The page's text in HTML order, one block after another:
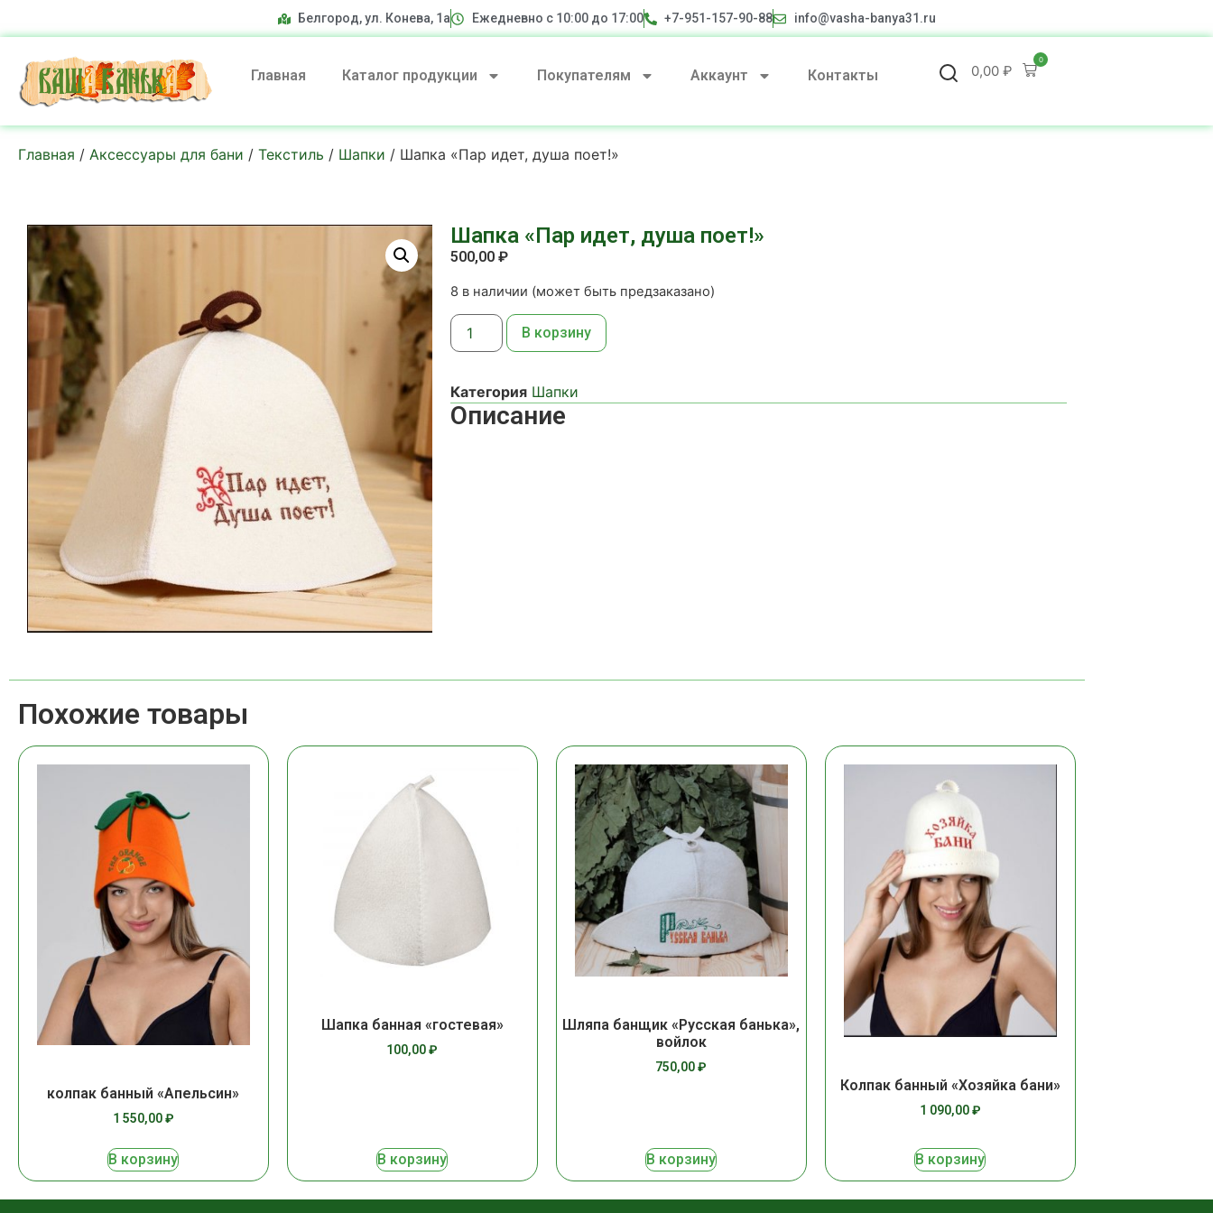
Белгород, ул. Конева, 1а Ежедневно с 10:00 до 17:00 +7-951-157-90-88 info@vasha-banya31.ru
Главная Каталог продукции Покупателям Аккаунт Контакты 0,00₽
0
Главная / Аксессуары для бани / Текстиль / Шапки / Шапка «Пар идет, душа поет!»
Шапка «Пар идет, душа поет!»
500,00 ₽
8 в наличии (может быть предзаказано)
В корзину
Категория Шапки
Описание
Похожие товары
колпак банный «Апельсин»
1 550,00₽
В корзину
Шапка банная «гостевая»
100,00₽
В корзину
Шляпа банщик «Русская банька»,
войлок
750,00₽
В корзину
Колпак банный «Хозяйка бани»
1 090,00₽
В корзину